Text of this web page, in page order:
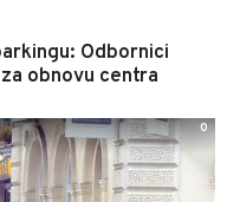
Odbornici
obnovu centra
0